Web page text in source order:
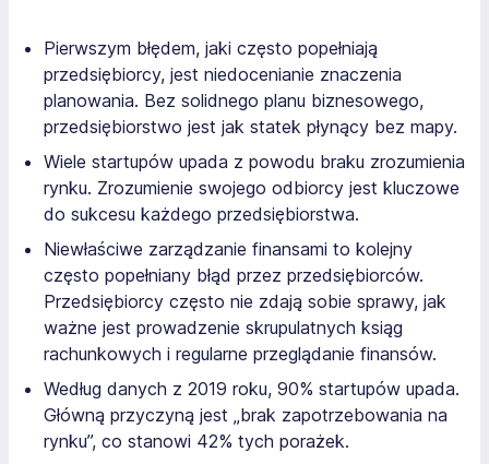
Pierwszym błędem, jaki często popełniają
przedsiębiorcy, jest niedocenianie znaczenia
planowania. Bez solidnego planu biznesowego,
przedsiębiorstwo jest jak statek płynący bez mapy.
Wiele startupów upada z powodu braku zrozumienia
rynku. Zrozumienie swojego odbiorcy jest kluczowe
do sukcesu każdego przedsiębiorstwa.
Niewłaściwe zarządzanie finansami to kolejny
często popełniany błąd przez przedsiębiorców.
Przedsiębiorcy często nie zdają sobie sprawy, jak
ważne jest prowadzenie skrupulatnych ksiąg
rachunkowych i regularne przeglądanie finansów.
Według danych z 2019 roku, 90% startupów upada.
Główną przyczyną jest „brak zapotrzebowania na
rynku”, co stanowi 42% tych porażek.